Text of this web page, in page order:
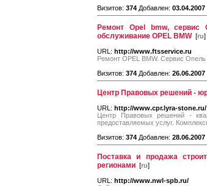
Визитов: 374 Добавлен: 03.04.2007
Ремонт Opel bmw, сервис
обслуживание OPEL BMW[ru]
URL: http://www.ftsservice.ru
Ремонт OPEL BMW. Сервис
Визитов: 374 Добавлен: 26.06.2007
Центр Правовых решений -
URL: http://www.cpr.lyra-stone.ru/
Центр Правовых решений -
предоставляемых услуг.
Визитов: 374 Добавлен: 28.06.2007
Поставка и продажа
регионами [ru]
URL: http://www.nwl-spb.ru/